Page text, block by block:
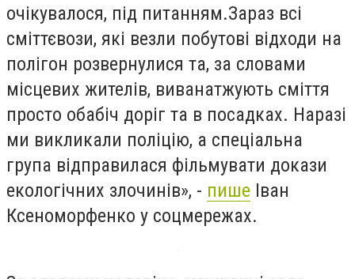
очікувалося, під питанням.Зараз всі
сміттєвози, які везли побутові відходи на
полігон розвернулися та, за словами
місцевих жителів, виванатжують сміття
просто обабіч доріг та в посадках. Наразі
ми викликали поліцію, а спеціальна
група відправилася фільмувати докази
екологічних злочинів», - пише Іван
Ксеноморфенко у соцмережах.